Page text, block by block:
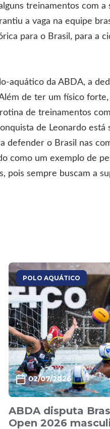
treinamentos com a
a vaga na equipe
para o Brasil, para a
aquático da ABDA, a
de ter um físico
de treinamentos
de Leonardo
defender o Brasil nas
como um exemplo de
pois sempre buscam a
POLO AQUÁTICO
02/07/2026
ABDA disputa
Open 2026